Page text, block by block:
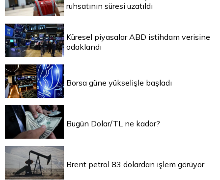
ruhsatının süresi uzatıldı
Küresel piyasalar ABD istihdam verisine
odaklandı
Borsa güne yükselişle başladı
Bugün Dolar/TL ne kadar?
Brent petrol 83 dolardan işlem görüyor